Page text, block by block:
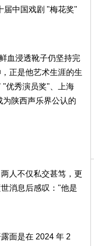
届中国戏剧 "梅花奖"
血浸透靴子仍坚持完
正是他艺术生涯的生
"优秀演员奖"、上海
陕西声乐界公认的
人不仅私交甚笃，更
消息后感叹："他是
面是在 2024 年 2